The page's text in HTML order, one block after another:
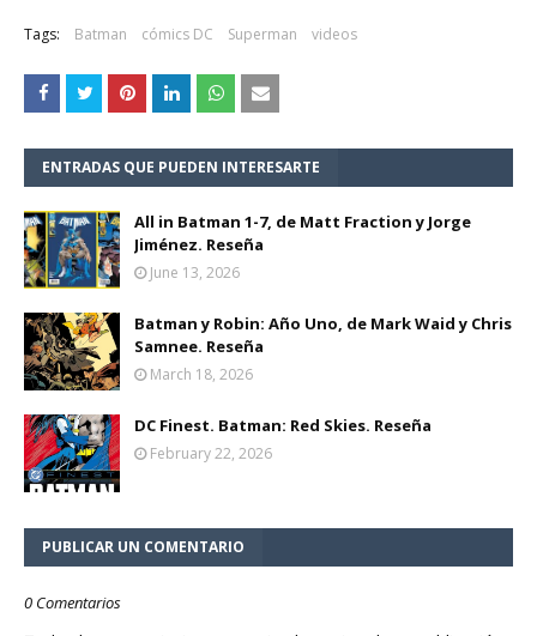
Tags: Batman cómics DC Superman videos
ENTRADAS QUE PUEDEN INTERESARTE
All in Batman 1-7, de Matt Fraction y Jorge
Jiménez. Reseña
June 13, 2026
Batman y Robin: Año Uno, de Mark Waid y Chris
Samnee. Reseña
March 18, 2026
DC Finest. Batman: Red Skies. Reseña
February 22, 2026
PUBLICAR UN COMENTARIO
0 Comentarios